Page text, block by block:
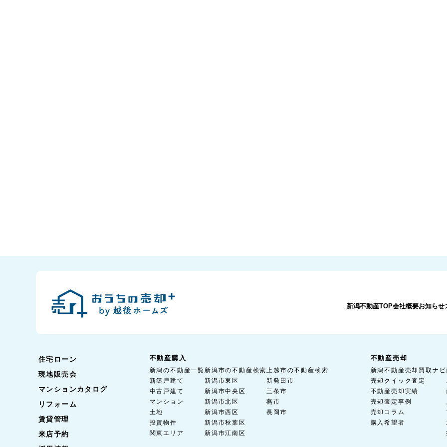
新潟不動産TOP会社概要お知らせ
住宅ローン
現地販売会
マンションカタログ
リフォーム
賃貸管理
来店予約
不動産購入
新潟の不動産一覧
新築戸建て
中古戸建て
マンション
土地
投資物件
関東エリア
新潟市の不動産検索
新潟市東区
新潟市中央区
新潟市北区
新潟市西区
新潟市秋葉区
新潟市江南区
上越市の不動産検索
新発田市
三条市
燕市
長岡市
不動産売却
新潟不動産売却買取ナビ
売却クイック査定
不動産売却実績
売却査定事例
売却コラム
購入希望者